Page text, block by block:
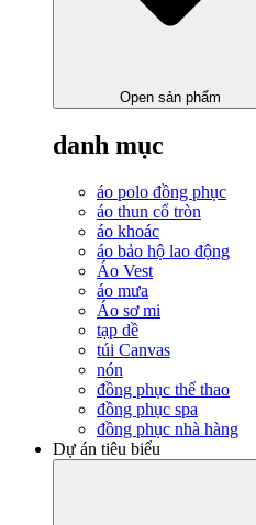
Open sản phẩm
danh mục
áo polo đồng phục
áo thun cổ tròn
áo khoác
áo bảo hộ lao động
Áo Vest
áo mưa
Áo sơ mi
tạp dề
túi Canvas
nón
đồng phục thể thao
đồng phục spa
đồng phục nhà hàng
Dự án tiêu biểu